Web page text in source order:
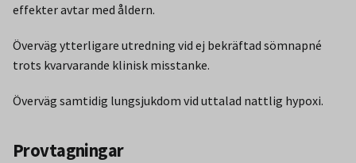
effekter avtar med åldern.
Överväg ytterligare utredning vid ej bekräftad sömnapné
trots kvarvarande klinisk misstanke.
Överväg samtidig lungsjukdom vid uttalad nattlig hypoxi.
Provtagningar